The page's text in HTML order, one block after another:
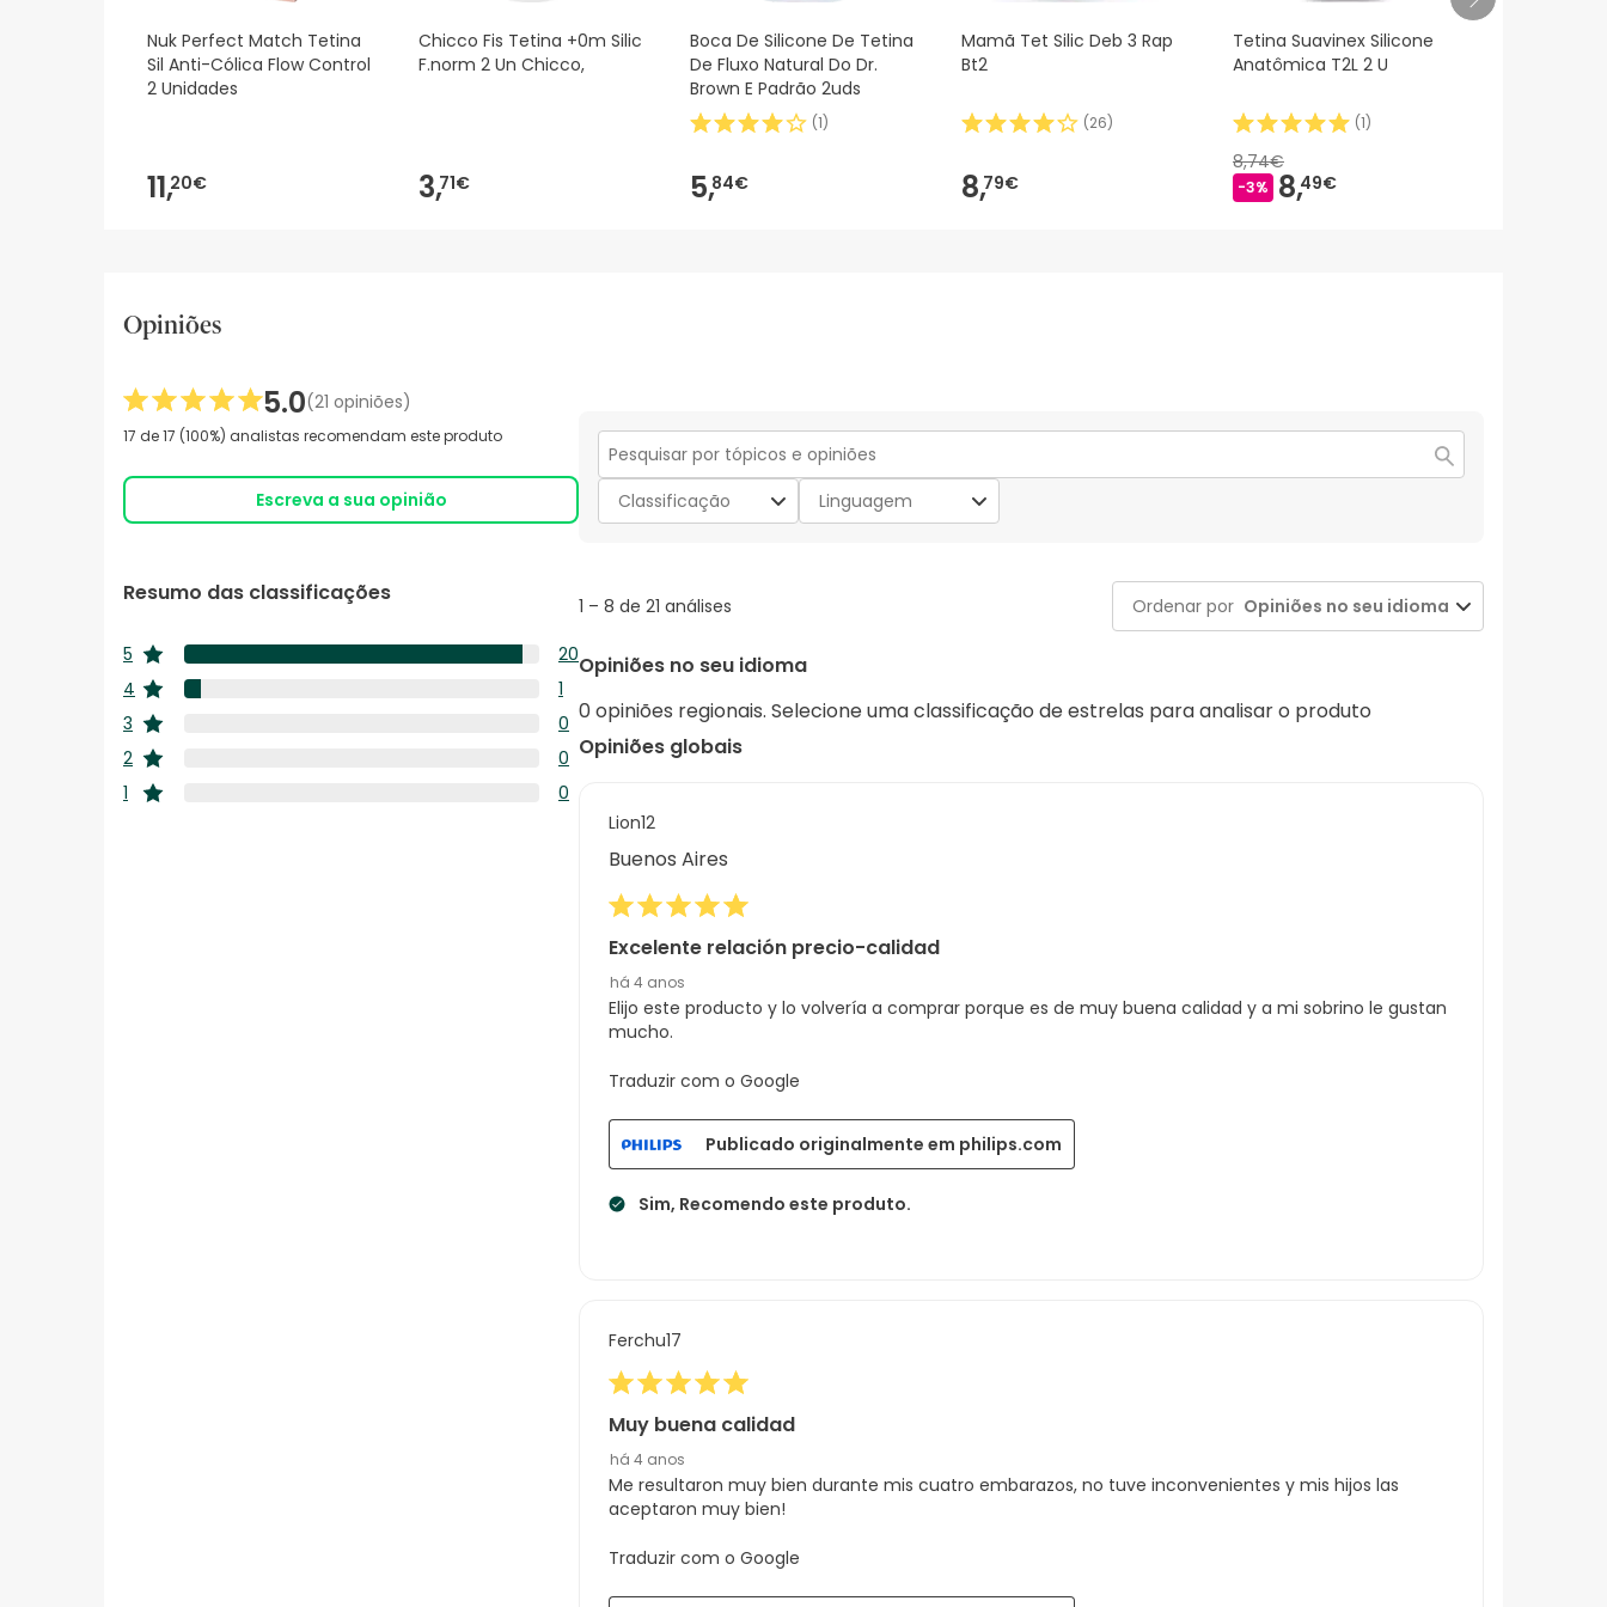
Nuk Perfect Match Tetina
Sil Anti-Cólica Flow Control
2 Unidades
11,20€
Chicco Fis Tetina +0m Silic
F.norm 2 Un Chicco,
3,71€
Boca De Silicone De Tetina
De Fluxo Natural Do Dr.
Brown E Padrão 2uds
(1)
5,84€
Mamã Tet Silic Deb 3 Rap
Bt2
(26)
8,79€
Tetina Suavinex Silicone
Anatômica T2L 2 U
(1)
8,74€
-3% 8,49€
Opiniões
Resumo das classificações
5
estrelas
20
20
análises
com
5
estrelas.
4
estrelas
1
1
análise
com
4
estrelas.
3
estrelas
0
0
análise
com
estrelas.
2
estrelas
0
0
análise
1
estrelas
0
estrela.
5.0(21 opiniões)
17 de 17 (100%) analistas recomendam este produto
Escreva a sua opinião
Secção
para
pesquisar
Classificação Linguagem
1
to
de
análises
1 – 8 de 21 análises Ordenar por Opiniões no seu idioma
Opiniões no seu idioma
0 opiniões regionais. Selecione uma classificação de estrelas para analisar o produto
Opiniões globais
Lion12
Buenos Aires
Excelente relación precio-calidad
há 4 anos
Elijo este producto y lo volvería a comprar porque es de muy buena calidad y a mi sobrino le gustan
mucho.
Traduzir com o Google
Sim, Recomendo este produto.
Publicado originalmente em philips.com
Ferchu17
Muy buena calidad
há 4 anos
Me resultaron muy bien durante mis cuatro embarazos, no tuve inconvenientes y mis hijos las
aceptaron muy bien!
Traduzir com o Google